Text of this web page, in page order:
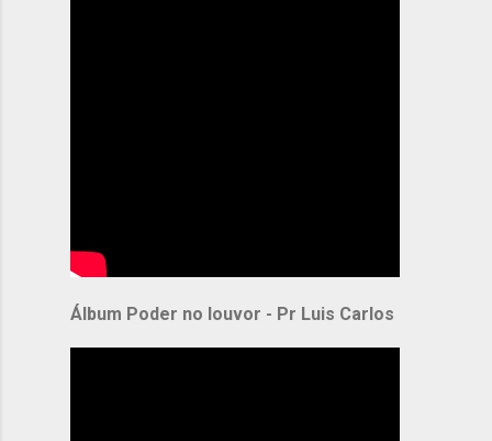
Álbum Poder no louvor - Pr Luis Carlos